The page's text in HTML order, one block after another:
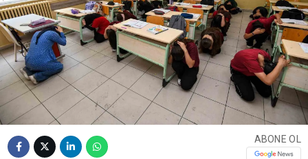
ABONE OL